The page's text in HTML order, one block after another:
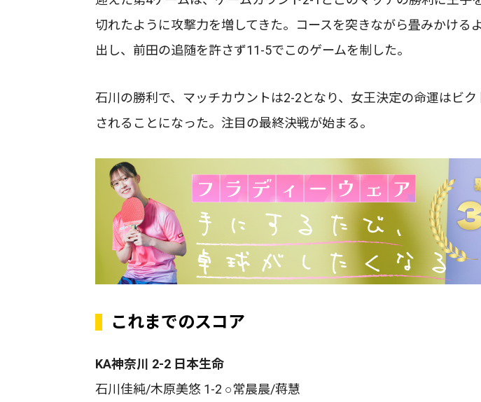
切れたように攻撃力を増してきた。コースを突きながら畳みかける
出し、前田の追随を許さず11-5でこのゲームを制した。
石川の勝利で、マッチカウントは2-2となり、女王決定の命運はビ
されることになった。注目の最終決戦が始まる。
これまでのスコア
KA神奈川 2-2 日本生命
石川佳純/木原美悠 1-2 ○常晨晨/蒋慧